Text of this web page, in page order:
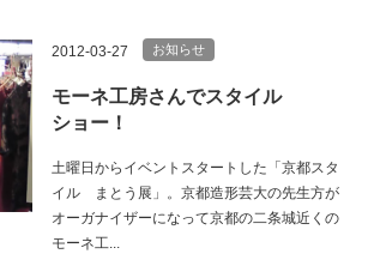
2012-03-27 お知らせ
モーネ工房さんでスタイル
ショー！
土曜日からイベントスタートした「京都スタ
イル まとう展」。京都造形芸大の先生方が
オーガナイザーになって京都の二条城近くの
モーネ工...